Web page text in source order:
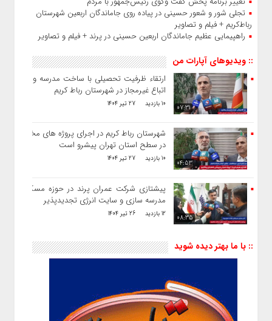
تجلی شور و شعور حسینی در پیاده‌ روی جاماندگان اربعین شهرستان
رباط‌کریم + فیلم و تصاویر
راهپیمایی عظیم جاماندگان اربعین حسینی در پرند + فیلم و تصاویر
:: ویدیوهای آپارات من
07:31
ارتقاء ظرفیت تحصیلی با ساخت مدرسه و طرد
اتباع غیرمجاز در شهرستان رباط کریم
10 بازدید 27 تیر 1404
04:53
شهرستان رباط کریم در اجرای پروژه های مختلف
در سطح استان تهران پیشرو است
10 بازدید 27 تیر 1404
08:35
پیشتازی شرکت عمران پرند در حوزه مسکن ،
مدرسه سازی و سایت انرژی تجدیدپذیر
12 بازدید 26 تیر 1404
:: با ما بهتر دیده شوید